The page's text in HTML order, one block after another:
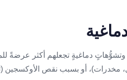
وتشوُّهاتٍ دماغيةٍ تجعلهم أكثر عرضةً
مخدرات)، أو بسبب نقص الأوكسجين